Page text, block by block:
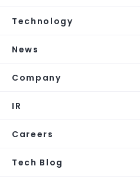
Technology
News
Company
IR
Careers
Tech Blog